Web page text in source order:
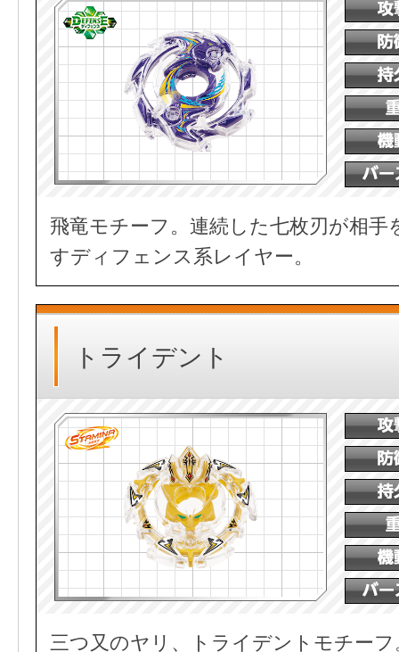
飛竜モチーフ。連続した七枚刃が相手
すディフェンス系レイヤー。
トライデント
三つ又のヤリ、トライデントモチー